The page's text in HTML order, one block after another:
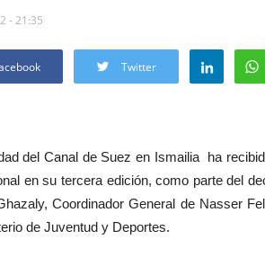
- 21:35
Twitter
del Canal de Suez en Ismailia ha
en su tercera edición, como parte del
Coordinador General de Nasser
de Juventud y Deportes.